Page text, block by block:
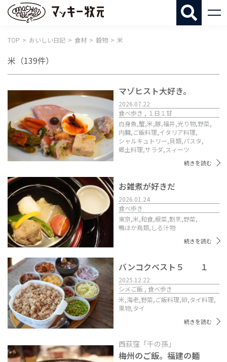
TOP おいしい日記 食材 穀物 米
米 （139件）
マゾヒスト大好き。
2026.07.22
食べ歩き , １日１甘
白身魚,蟹,米,豚,福井,光り物,野菜,
内臓,ご飯料理,イタリア料理,
シャルキュトリー,貝類,パスタ,
郷土料理,サラダ,スィーツ
続きを読む
お雑煮が好きだ
2026.01.24
食べ歩き
東京,米,和食,根菜,割烹,野菜,
鴨ほか鳥類, しる汁物
続きを読む
バンコクベスト５ １
2025.12.22
シメご飯 , 食べ歩き
米,海老,野菜,ご飯料理,卵,タイ料理,
果物,タイ
続きを読む
西荻窪「千の孫」
梅州のご飯。福建の麺